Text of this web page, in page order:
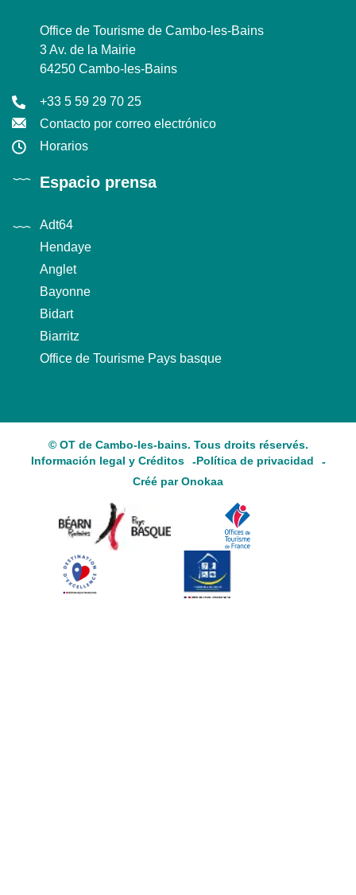
Office de Tourisme de Cambo-les-Bains
3 Av. de la Mairie
64250 Cambo-les-Bains
+33 5 59 29 70 25
Contacto por correo electrónico
Horarios
Espacio prensa
Adt64
Hendaye
Anglet
Bayonne
Bidart
Biarritz
Office de Tourisme Pays basque
© OT de Cambo-les-bains. Tous droits réservés.
Información legal y Créditos
Política de privacidad
Créé par Onokaa